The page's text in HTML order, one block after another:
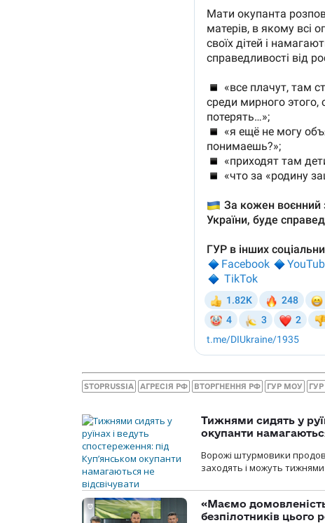
STOPRUSSIA АГРЕСІЯ РФ ВТОРГНЕННЯ РФ ГУР МОУ
Тижнями сидять у
окупанти
Ворожі штурмовики
заходять і можуть тижнями
«Маємо
безпілотників цього